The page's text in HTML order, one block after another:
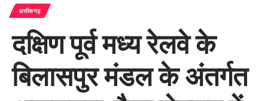
छत्तीसगढ़
दक्षिण पूर्व मध्य रेलवे के
बिलासपुर मंडल के अंतर्गत